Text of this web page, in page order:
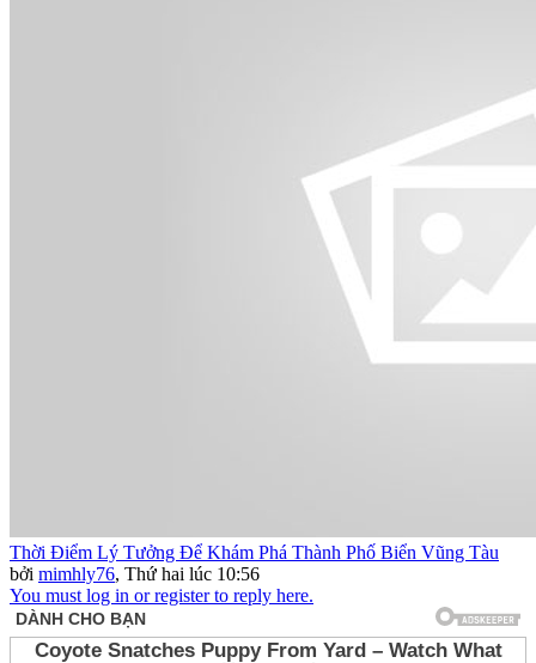
Thời Điểm Lý Tưởng Để Khám Phá Thành Phố Biển Vũng Tàu
bởi mimhly76, Thứ hai lúc 10:56
You must log in or register to reply here.